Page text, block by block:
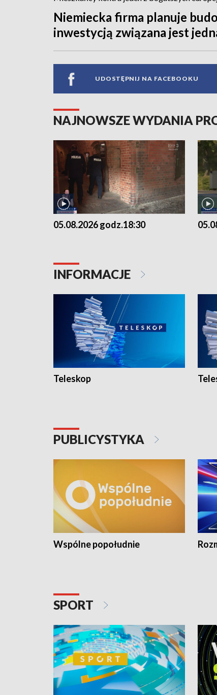
Niemiecka firma planuje
inwestycją związana jest
UDOSTĘPNIJ NA FACEBOOKU
NAJNOWSZE WYDANIA
05.08.2026 godz.18:30
INFORMACJE
Teleskop
PUBLICYSTYKA
Wspólne popołudnie
SPORT